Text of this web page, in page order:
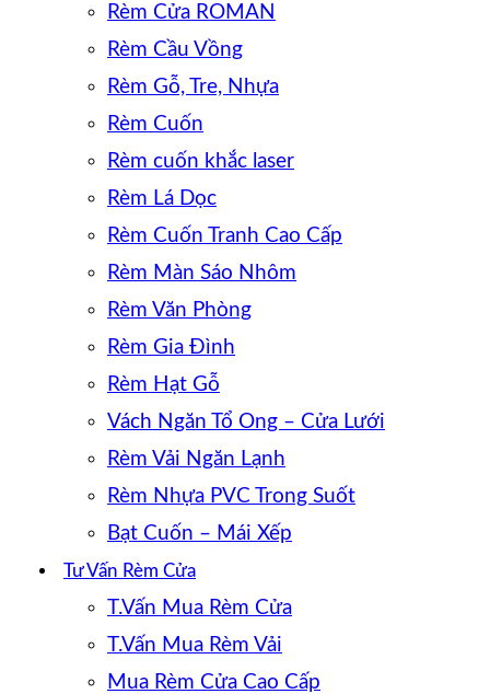
Rèm Cửa ROMAN
Rèm Cầu Vồng
Rèm Gỗ, Tre, Nhựa
Rèm Cuốn
Rèm cuốn khắc laser
Rèm Lá Dọc
Rèm Cuốn Tranh Cao Cấp
Rèm Màn Sáo Nhôm
Rèm Văn Phòng
Rèm Gia Đình
Rèm Hạt Gỗ
Vách Ngăn Tổ Ong – Cửa Lưới
Rèm Vải Ngăn Lạnh
Rèm Nhựa PVC Trong Suốt
Bạt Cuốn – Mái Xếp
Tư Vấn Rèm Cửa
T.Vấn Mua Rèm Cửa
T.Vấn Mua Rèm Vải
Mua Rèm Cửa Cao Cấp